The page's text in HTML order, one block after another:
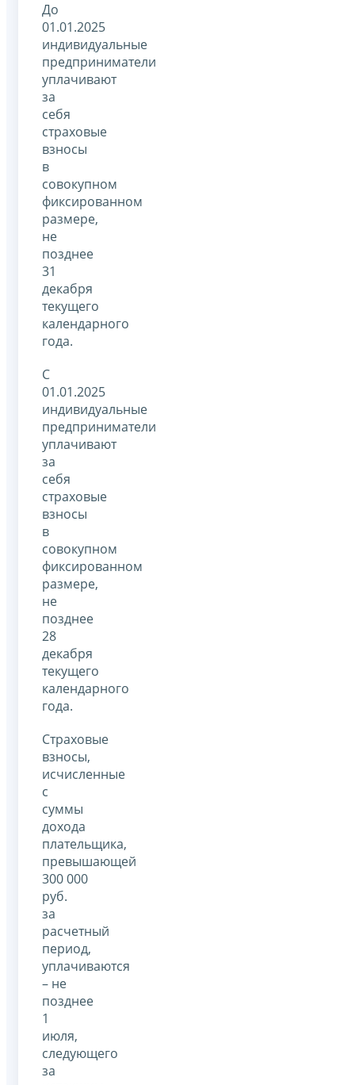
До
01.01.2025
индивидуальные
предприниматели
уплачивают
за
себя
страховые
взносы
в
совокупном
фиксированном
размере,
не
позднее
31
декабря
текущего
календарного
года.
С
01.01.2025
индивидуальные
предприниматели
уплачивают
за
себя
страховые
взносы
в
совокупном
фиксированном
размере,
не
позднее
28
декабря
текущего
календарного
года.
Страховые
взносы,
исчисленные
с
суммы
дохода
плательщика,
превышающей
300 000
руб.
за
расчетный
период,
уплачиваются
– не
позднее
1
июля,
следующего
за